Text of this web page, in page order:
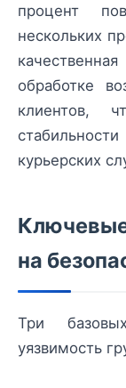
процент
нескольких
обработке
клиентов,
курьерских
на
Три
уязвимость